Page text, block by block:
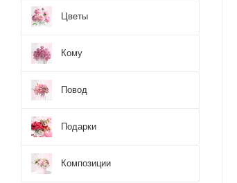
Цветы
Кому
Повод
Подарки
Композиции